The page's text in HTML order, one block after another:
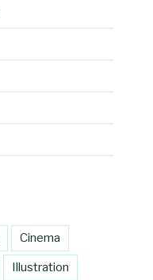
Cinema
Illustration